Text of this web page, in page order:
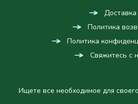
Доставка
Политика
Политика
Свяжитесь с
Ищете все необходимое для